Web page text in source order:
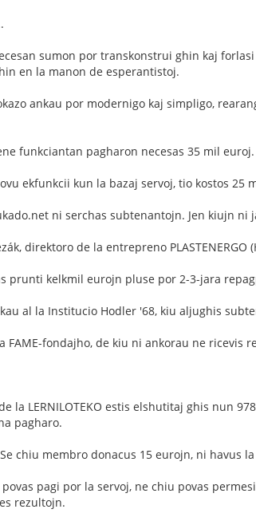
sumon por transkonstrui ghin kaj
en la manon de esperantistoj.
ankau por modernigo kaj simpligo,
funkciantan pagharon necesas 35 mil euroj.
ekfunkcii kun la bazaj servoj, tio kostos 25
ni serchas subtenantojn. Jen kiujn ni
direktoro de la entrepreno
prunti kelkmil eurojn pluse por 2-3-jara
al la Institucio Hodler '68, kiu aljughis
fondajho, de kiu ni ankorau ne ricevis
la LERNILOTEKO estis elshutitaj ghis nun
pagharo.
chiu membro donacus 15 eurojn, ni havus
pagi por la servoj, ne chiu povas
rezultojn.